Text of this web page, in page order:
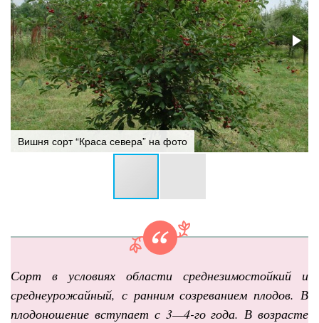
Вишня сорт “Краса севера” на фото
Сорт в условиях области среднезимостойкий и
среднеурожайный, с ранним созреванием плодов. В
плодоношение вступает с 3—4-го года. В возрасте